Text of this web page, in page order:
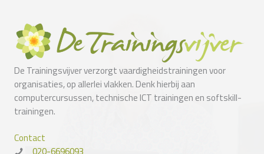
De Trainingsvijver verzorgt vaardigheidstrainingen voor
organisaties, op allerlei vlakken. Denk hierbij aan
computercursussen, technische ICT trainingen en softskill-
trainingen.
Contact